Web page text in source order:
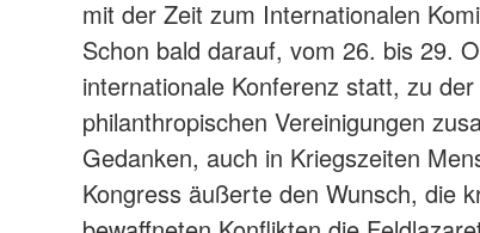
mit der Zeit zum Internationalen
Schon bald darauf, vom 26. bis 29.
internationale Konferenz statt, zu
philanthropischen Vereinigungen
Gedanken, auch in Kriegszeiten
Kongress äußerte den Wunsch, die